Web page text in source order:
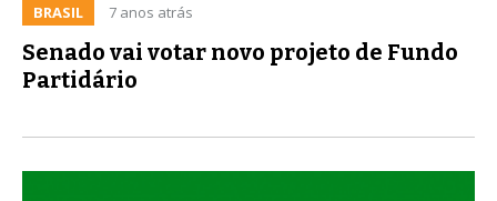
BRASIL 7 anos atrás
Senado vai votar novo projeto de Fundo
Partidário